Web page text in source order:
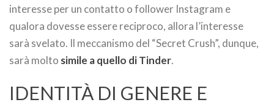
interesse per un contatto o follower Instagram e
qualora dovesse essere reciproco, allora l’interesse
sarà svelato. Il meccanismo del “Secret Crush”, dunque,
sarà molto simile a quello di Tinder.
IDENTITÀ DI GENERE E